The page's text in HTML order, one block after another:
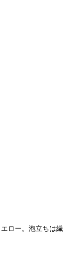
ロー。泡立ちは繊